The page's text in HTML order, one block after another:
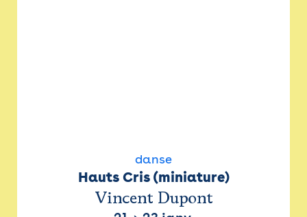
danse
Hauts Cris (miniature)
Vincent Dupont